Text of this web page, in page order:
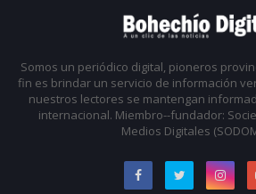
Somos un periódico digital, pioneros
fin es brindar un servicio de información
nuestros lectores se mantengan
internacional. Miembro--fundador:
Medios Digitales